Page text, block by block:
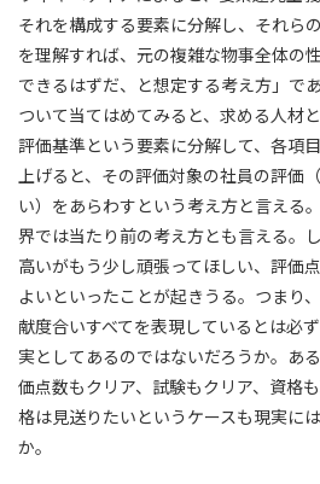
それを構成する要素に分解し、それら
を理解すれば、元の複雑な物事全体の
できるはずだ、と想定する考え方」で
ついて当てはめてみると、求める人材
評価基準という要素に分解して、各項
上げると、その評価対象の社員の評価
い）をあらわすという考え方と言える
界では当たり前の考え方とも言える。
高いがもう少し頑張ってほしい、評価
よいといったことが起きうる。つまり
献度合いすべてを表現しているとは必
実としてあるのではないだろうか。あ
価点数もクリア、試験もクリア、資格
格は見送りたいというケースも現実に
か。